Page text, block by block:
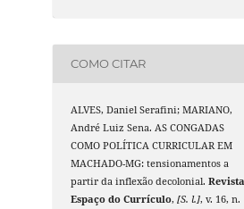
COMO CITAR
ALVES, Daniel Serafini; MARIANO,
André Luiz Sena. AS CONGADAS
COMO POLÍTICA CURRICULAR EM
MACHADO-MG: tensionamentos a
partir da inflexão decolonial.Revista
Espaço do Currículo,[S. l.], v. 16, n.